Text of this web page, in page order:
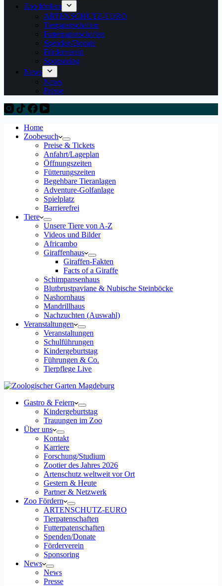
Zoo fördern
ARTENSCHUTZ-EURO
Tierpatenschaften
Futterpatenschaften
Spenden/Donate
Förderverein
Sponsoring
News
News
Presse
Home
Zoobesuch
Preise & Tickets
Anfahrt/Lageplan
Öffnungszeiten
Fütterungszeiten
Begehbare Tieranlagen
Adventure-Golfanlage
Spielplatz
Barrierefrei
Tiere
Unsere Tiere von A-Z
Videos und Bilder
Africambo
Giraffenhaus
Giraffen-Fakten
Facts of a Giraffe
Schimpansenhaus
Blutbrustpaviane & Nubische Steinböcke
Nashornhaus
Mandrillhaus
Nachzuchten (Auswahl)
Veranstaltungen
Veranstaltungen
Schulführungen
Kindergeburtstag
Führungen & Co.
Tierpflege Live
Gastro & Feiern
Kindergeburtstag
Trauungen im Zoo
Über uns
Kontakt
Karriere
Forschung/Studium
Zootier des Jahres 2026
Artenschutz weltweit vor Ort
Gestern & Heute
Partner & Netzwerk
Zoo Fördern
ARTENSCHUTZ-EURO
Tierpatenschaften
Futterpatenschaften
Spenden/Donate
Förderverein
Sponsoring
News
News
Presse